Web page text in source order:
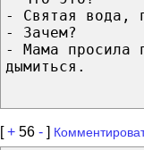
- Святая вода,
- Зачем?
- Мама просила
дымиться.
[+ 56 - ]